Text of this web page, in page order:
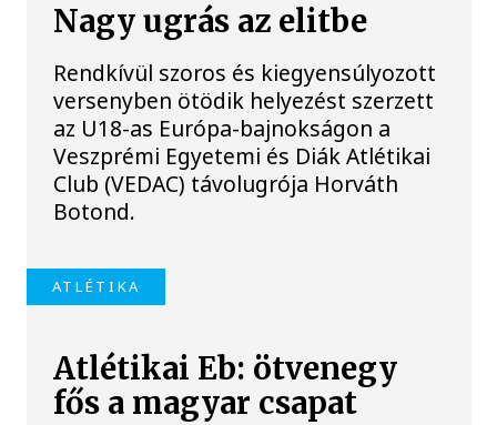
Nagy ugrás az elitbe
Rendkívül szoros és kiegyensúlyozott
versenyben ötödik helyezést szerzett
az U18-as Európa-bajnokságon a
Veszprémi Egyetemi és Diák Atlétikai
Club (VEDAC) távolugrója Horváth
Botond.
ATLÉTIKA
Atlétikai Eb: ötvenegy
fős a magyar csapat